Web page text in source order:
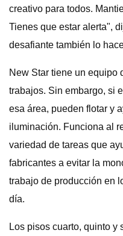
creativo para todos.
Tienes que estar alerta",
desafiante también lo
New Star tiene un equipo
trabajos. Sin embargo, si
esa área, pueden flotar y
iluminación. Funciona al
variedad de tareas que
fabricantes a evitar la
trabajo de producción en
día.
Los pisos cuarto, quinto